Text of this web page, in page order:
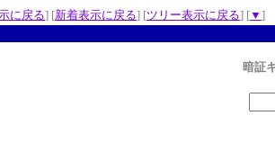
に戻る] [新着表示に戻る] [ツリー表示に戻る] [▼ ]
暗証